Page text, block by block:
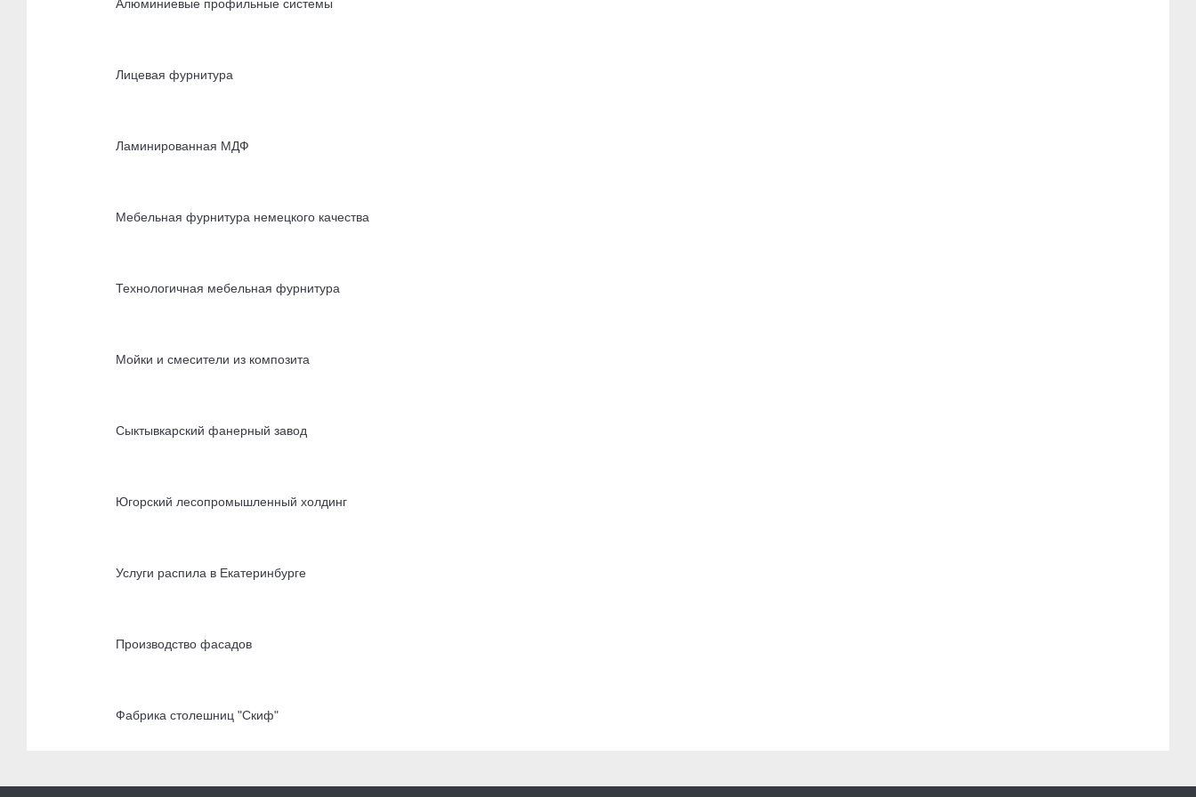
Алюминиевые профильные системы
Лицевая фурнитура
Ламинированная МДФ
Мебельная фурнитура немецкого качества
Технологичная мебельная фурнитура
Мойки и смесители из композита
Сыктывкарский фанерный завод
Югорский лесопромышленный холдинг
Услуги распила в Екатеринбурге
Производство фасадов
Фабрика столешниц "Скиф"